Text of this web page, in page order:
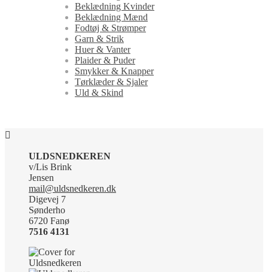
Beklædning Kvinder
Beklædning Mænd
Fodtøj & Strømper
Garn & Strik
Huer & Vanter
Plaider & Puder
Smykker & Knapper
Tørklæder & Sjaler
Uld & Skind
ULDSNEDKEREN
v/Lis Brink
Jensen
mail@uldsnedkeren.dk
Digevej 7
Sønderho
6720 Fanø
7516 4131